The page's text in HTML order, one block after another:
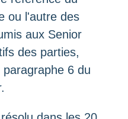
ou l'autre des
aux Senior
des parties,
6 du